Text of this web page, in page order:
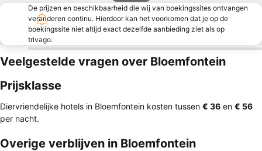
De prijzen en beschikbaarheid die wij van boekingssites ontvangen
veranderen continu. Hierdoor kan het voorkomen dat je op de
boekingssite niet altijd exact dezelfde aanbieding ziet als op
trivago.
Veelgestelde vragen over Bloemfontein
Prijsklasse
Diervriendelijke hotels in Bloemfontein kosten tussen ‎€ 36 en ‎€ 56
per nacht.
Overige verblijven in Bloemfontein